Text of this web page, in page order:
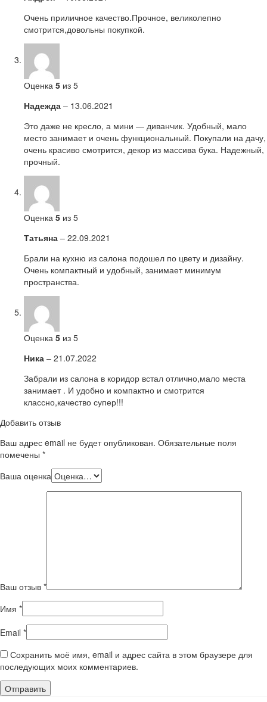
Очень приличное качество.Прочное, великолепно
смотрится,довольны покупкой.
Оценка 5 из 5
Надежда – 13.06.2021
Это даже не кресло, а мини — диванчик. Удобный, мало
место занимает и очень функциональный. Покупали на дачу,
очень красиво смотрится, декор из массива бука. Надежный,
прочный.
Оценка 5 из 5
Татьяна – 22.09.2021
Брали на кухню из салона подошел по цвету и дизайну.
Очень компактный и удобный, занимает минимум
пространства.
Оценка 5 из 5
Ника – 21.07.2022
Забрали из салона в коридор встал отлично,мало места
занимает . И удобно и компактно и смотрится
классно,качество супер!!!
Добавить отзыв
Ваш адрес email не будет опубликован. Обязательные поля
помечены *
Ваша оценка
Ваш отзыв *
Имя *
Email *
Сохранить моё имя, email и адрес сайта в этом браузере для
последующих моих комментариев.